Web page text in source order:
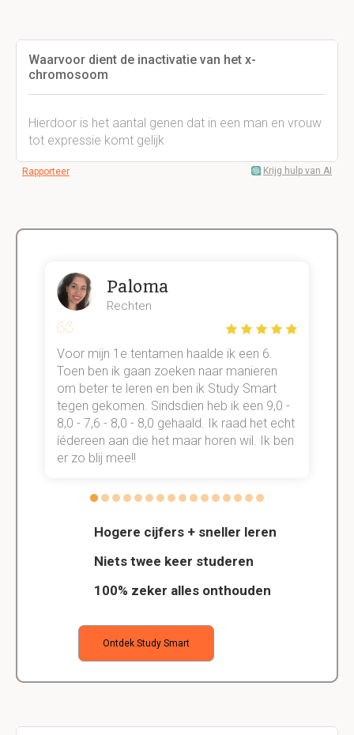
Waarvoor dient de inactivatie van het x-
chromosoom
Hierdoor is het aantal genen dat in een man en vrouw
tot expressie komt gelijk
Rapporteer Krijg hulp van AI
Hogere cijfers + sneller leren
Niets twee keer studeren
100% zeker alles onthouden
Ontdek Study Smart
Paloma
Rechten
Voor mijn 1e tentamen haalde ik een 6.
Toen ben ik gaan zoeken naar manieren
om beter te leren en ben ik Study Smart
tegen gekomen. Sindsdien heb ik een 9,0 -
8,0 - 7,6 - 8,0 - 8,0 gehaald. Ik raad het echt
íédereen aan die het maar horen wil. Ik ben
er zo blij mee!!